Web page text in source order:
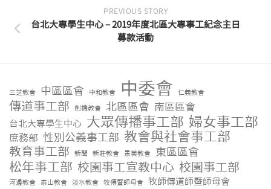
PREVIOUS STORY
台北大專學生中心 – 2019年度北區大專事工紀念主日
募款活動
三芝教會 中區區會 中和教會 中委會 仁義教會
傳道事工部 劍橋教會 北區區會 南區區會
台北大專學生中心 大眾傳播事工部 婦女事工部
庶務部 性別公義事工部 教會與社會事工部
教育事工部 新聞 新莊教會 景美教會 東區區會
松年事工部 校園事工宣教中心 校園事工部
河邊教會 泰山教會 淡水教會 牧傳暨師母會 牧師傳道師暨師母會